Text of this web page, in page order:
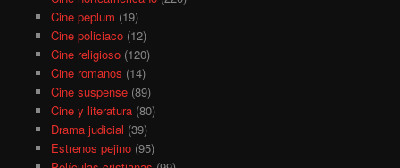
Cine peplum (19)
Cine policiaco(12)
Cine religioso(120)
Cine romanos (14)
Cine suspense(89)
Cine y literatura(80)
Drama judicial (39)
Estrenos pejino(95)